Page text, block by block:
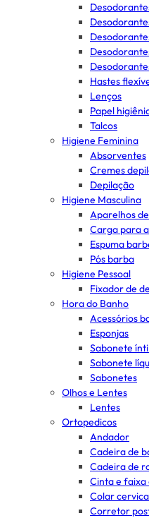
Hastes
Lenços
Papel
Talcos
Higiene Feminina
Absorventes
Cremes
Depilação
Higiene Masculina
Aparelhos
Carga para
Espuma
Pós barba
Higiene Pessoal
Fixador de
Hora do Banho
Acessórios
Esponjas
Sabonete
Sabonete
Sabonetes
Olhos e Lentes
Lentes
Ortopedicos
Andador
Cadeira de
Cadeira de
Cinta e faixa
Colar
Corretor